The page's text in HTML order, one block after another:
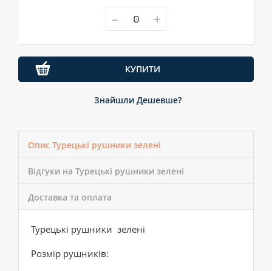
- +
КУПИТИ
Знайшли Дешевше?
Опис Турецькі рушники зелені
Відгуки на Турецькі рушники зелені
Доставка та оплата
Турецькі рушники зелені
Розмір рушників: